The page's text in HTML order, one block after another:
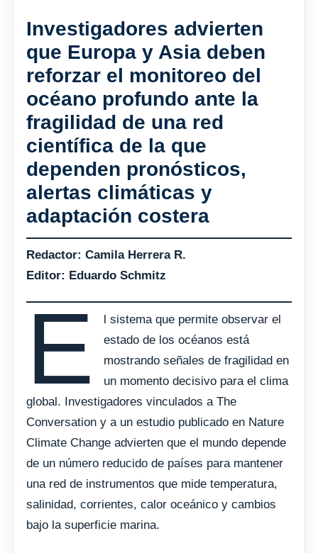
Investigadores advierten
que Europa y Asia deben
reforzar el monitoreo del
océano profundo ante la
fragilidad de una red
científica de la que
dependen pronósticos,
alertas climáticas y
adaptación costera
Redactor: Camila Herrera R.
Editor: Eduardo Schmitz
E
l sistema que permite observar el
estado de los océanos está
mostrando señales de fragilidad en
un momento decisivo para el clima
global. Investigadores vinculados a The
Conversation y a un estudio publicado en Nature
Climate Change advierten que el mundo depende
de un número reducido de países para mantener
una red de instrumentos que mide temperatura,
salinidad, corrientes, calor oceánico y cambios
bajo la superficie marina.